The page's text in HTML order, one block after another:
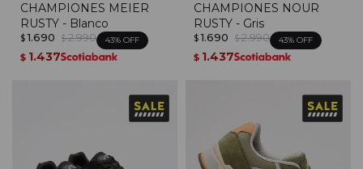
CHAMPIONES MEIER
RUSTY - Blanco
$ 1.690 $ 2.990 43
$ 1.437
CHAMPIONES NOUR
RUSTY - Gris
$ 1.690 $ 2.990 43
$ 1.437